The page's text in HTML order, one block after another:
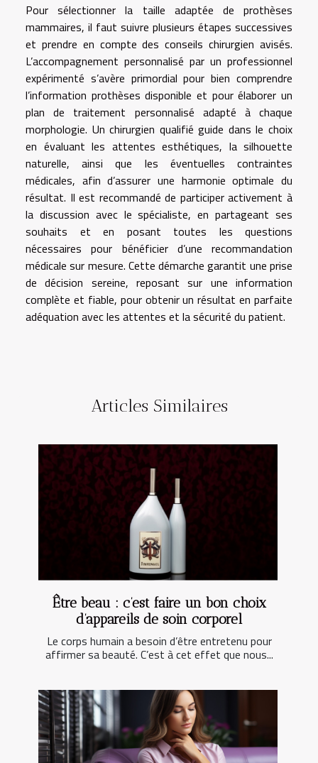
Pour sélectionner la taille adaptée de prothèses
mammaires, il faut suivre plusieurs étapes successives
et prendre en compte des conseils chirurgien avisés.
L’accompagnement personnalisé par un professionnel
expérimenté s’avère primordial pour bien comprendre
l’information prothèses disponible et pour élaborer un
plan de traitement personnalisé adapté à chaque
morphologie. Un chirurgien qualifié guide dans le choix
en évaluant les attentes esthétiques, la silhouette
naturelle, ainsi que les éventuelles contraintes
médicales, afin d’assurer une harmonie optimale du
résultat. Il est recommandé de participer activement à
la discussion avec le spécialiste, en partageant ses
souhaits et en posant toutes les questions
nécessaires pour bénéficier d’une recommandation
médicale sur mesure. Cette démarche garantit une prise
de décision sereine, reposant sur une information
complète et fiable, pour obtenir un résultat en parfaite
adéquation avec les attentes et la sécurité du patient.
Articles Similaires
Être beau : c’est faire un bon choix
d’appareils de soin corporel
Le corps humain a besoin d’être entretenu pour
affirmer sa beauté. C’est à cet effet que nous...